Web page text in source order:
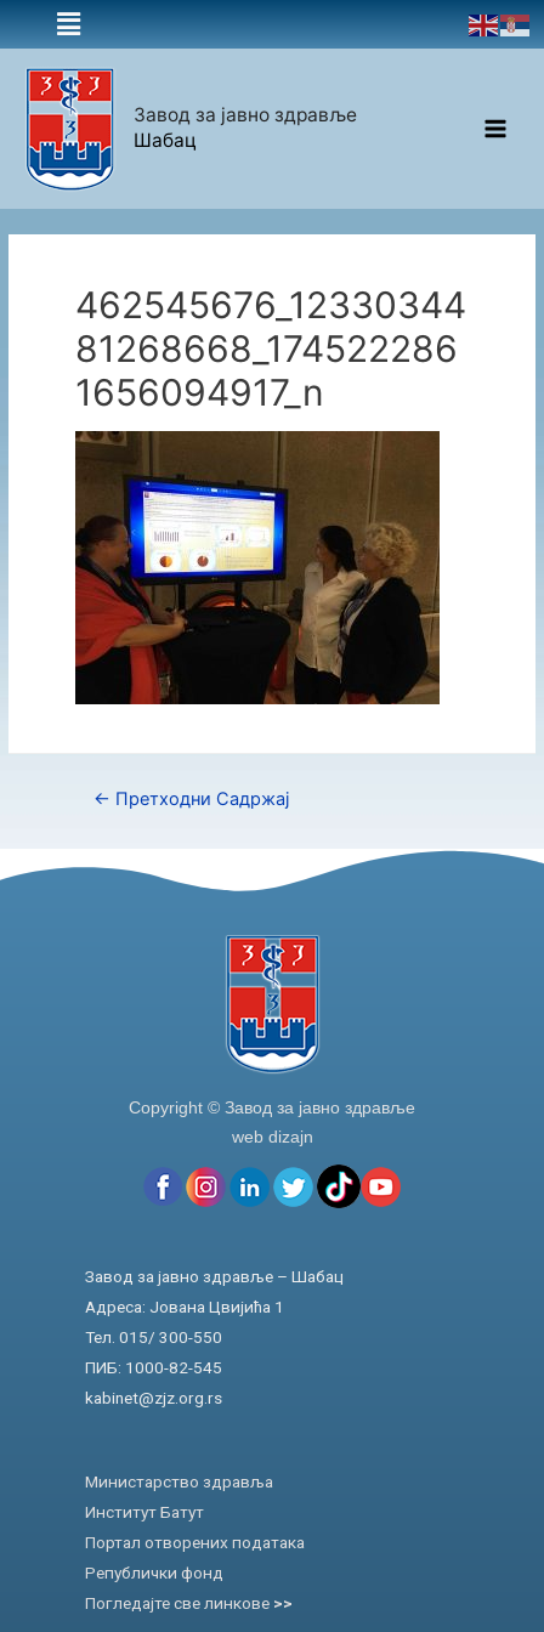
Завод за јавно здравље
Шабац
462545676_12330344
81268668_174522286
1656094917_n
← Претходни Садржај
Copyright © Завод за јавно здравље
web dizajn
Завод за јавно здравље – Шабац
Адреса: Јована Цвијића 1
Тел. 015/ 300-550
ПИБ: 1000-82-545
kabinet@zjz.org.rs
Министарство здравља
Институт Батут
Портал отворених података
Републички фонд
Погледајте све линкове >>